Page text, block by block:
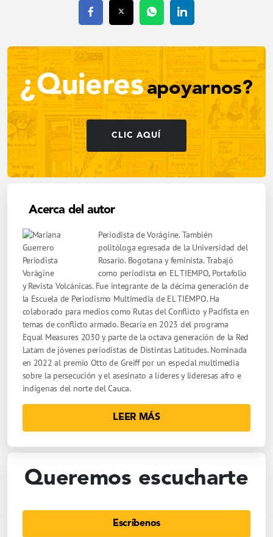
¿Quieresapoyarnos?
CLIC AQUÍ
Acerca del autor
Periodista de Vorágine. También
politóloga egresada de la Universidad del
Rosario. Bogotana y feminista. Trabajó
como periodista en EL TIEMPO, Portafolio
y Revista Volcánicas. Fue integrante de la décima generación de
la Escuela de Periodismo Multimedia de EL TIEMPO. Ha
colaborado para medios como Rutas del Conflicto y Pacifista en
temas de conflicto armado. Becaria en 2023 del programa
Equal Measures 2030 y parte de la octava generación de la Red
Latam de jóvenes periodistas de Distintas Latitudes. Nominada
en 2022 al premio Otto de Greiff por un especial multimedia
sobre la persecución y el asesinato a líderes y lideresas afro e
indígenas del norte del Cauca.
LEER MÁS
Queremos escucharte
Escríbenos